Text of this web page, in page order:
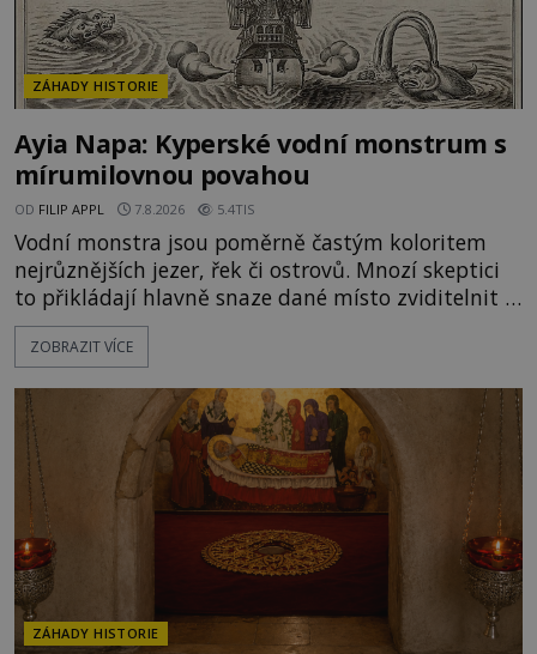
ZÁHADY HISTORIE
Ayia Napa: Kyperské vodní monstrum s
mírumilovnou povahou
OD FILIP APPL 7.8.2026 5.4TIS
Vodní monstra jsou poměrně častým koloritem
nejrůznějších jezer, řek či ostrovů. Mnozí skeptici
to přikládají hlavně snaze dané místo zviditelnit a
přitáhnout k němu pozornost záhadám
nakloněných turistů. Je to také případ kyperského
legendami o něm ukrývat nějaký pravdivý základ?
V blízkosti Mysu Greco, jak se přez
ZOBRAZIT VÍCE
ZÁHADY HISTORIE